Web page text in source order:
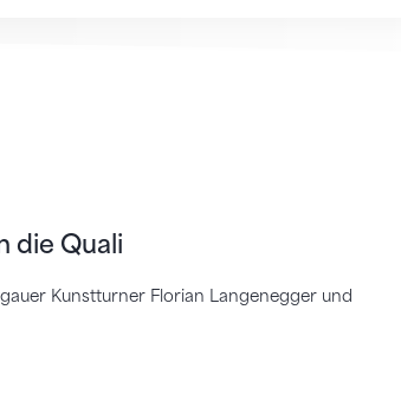
die Quali
Kunstturner Florian Langenegger und